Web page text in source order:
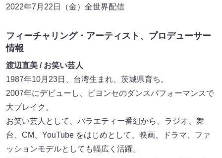
2022年7⽉22⽇（⾦）全世界配信
フィーチャリング・アーティスト、プロデューサー
情報
渡辺直美 / お笑い芸⼈
1987年10⽉23⽇、台湾⽣まれ、茨城県育ち。
2007年にデビューし、ビヨンセのダンスパフォーマンスで
⼤ブレイク。
お笑い芸⼈として、バラエティー番組から、ラジオ、舞
台、CM、YouTube をはじめとして、映画、ドラマ、ファ
ッションモデルとしても幅広く活躍。